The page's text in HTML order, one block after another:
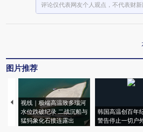
评论仅代表网友个人观点，不代表财
图片推荐
视线｜极端高温致多瑙河
水位跌破纪录 二战沉船与
猛犸象化石接连露出
韩国高温创百年
警告停止一切户